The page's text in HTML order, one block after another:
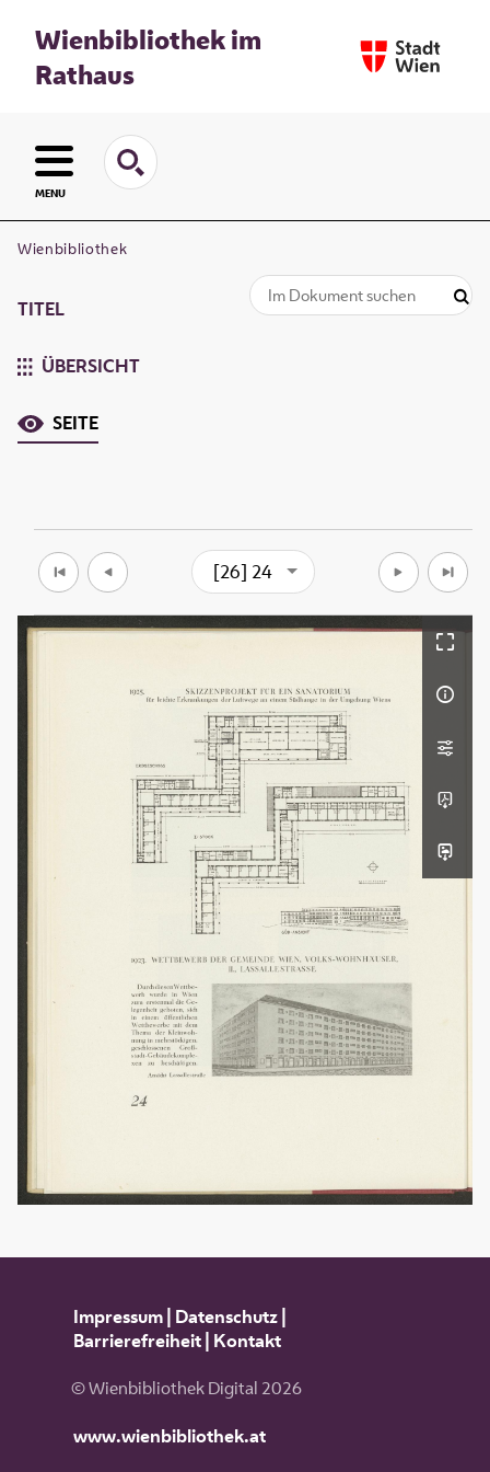
Wienbibliothek im
Rathaus
MENU
Wienbibliothek
TITEL
ÜBERSICHT
SEITE
[26] 24
Impressum| Datenschutz|
Barrierefreiheit| Kontakt
© Wienbibliothek Digital 2026
www.wienbibliothek.at